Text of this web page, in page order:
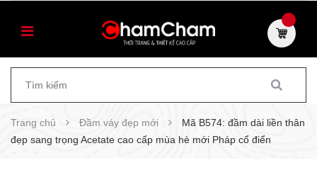
Trang chủ Đầm váy đẹp mới
Mã B574: đầm dài liền thân
đẹp sang trọng Acetate cao cấp mùa hè mới Pháp cổ điển